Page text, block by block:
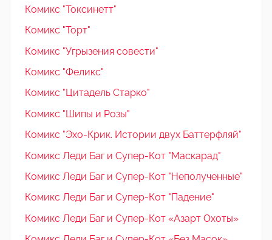
Комикс "Токсинетт"
Комикс "Торт"
Комикс "Угрызения совести"
Комикс "Феликс"
Комикс "Цитадель Старко"
Комикс "Шипы и Розы"
Комикс "Эхо-Крик. Истории двух Баттерфляй"
Комикс Леди Баг и Супер-Кот "Маскарад"
Комикс Леди Баг и Супер-Кот "Неполученные"
Комикс Леди Баг и Супер-Кот "Падение"
Комикс Леди Баг и Супер-Кот «Азарт Охоты»